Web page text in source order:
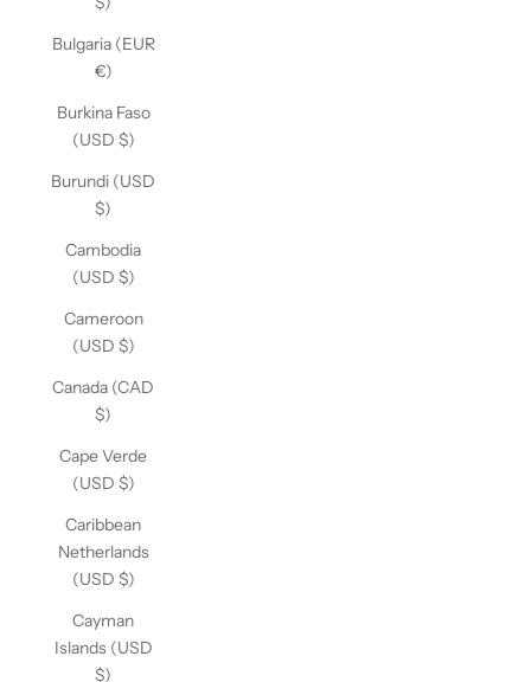
Bulgaria (EUR
€)
Burkina Faso
(USD $)
Burundi (USD
$)
Cambodia
(USD $)
Cameroon
(USD $)
Canada (CAD
$)
Cape Verde
(USD $)
Caribbean
Netherlands
(USD $)
Cayman
Islands (USD
$)